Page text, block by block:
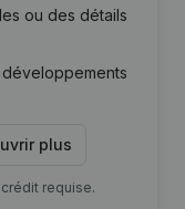
ou des détails
plus
requise.